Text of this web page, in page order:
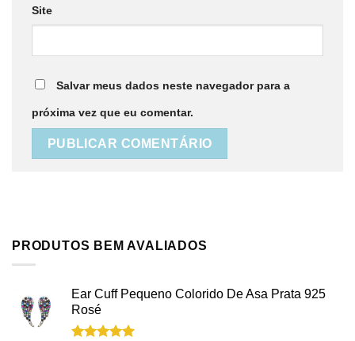
Site
Salvar meus dados neste navegador para a
próxima vez que eu comentar.
PRODUTOS BEM AVALIADOS
Ear Cuff Pequeno Colorido De Asa Prata 925
Rosé